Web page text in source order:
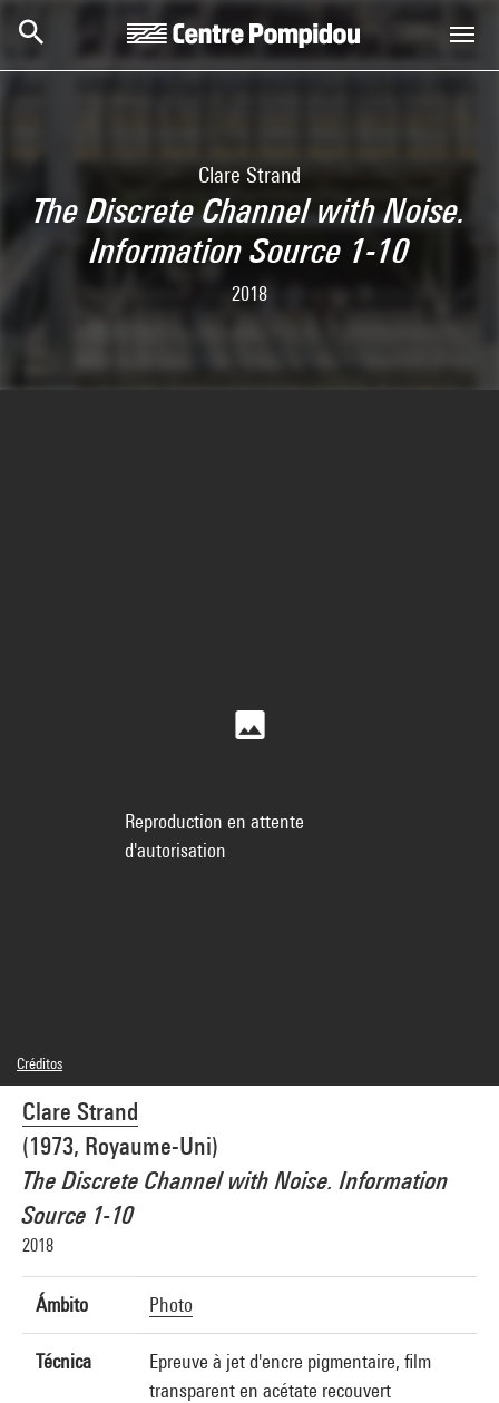
Clare Strand
The Discrete Channel with Noise.
Information Source 1-10
2018
Clare Strand
(1973, Royaume-Uni)
The Discrete Channel with Noise. Information
Source 1-10
2018
Ámbito Photo
Técnica
Epreuve à jet d'encre pigmentaire, film
transparent en acétate recouvert
Reproduction en attente
d'autorisation
Créditos
© Clare Strand
Créditos fotográficos : Centre Pompidou, MNAM-CCI/Hélène Mauri/Dist.
GrandPalaisRmn
Referencia de la imagen : 4Y07255
Difusión de la imagen :GrandPalaisRmnPhoto